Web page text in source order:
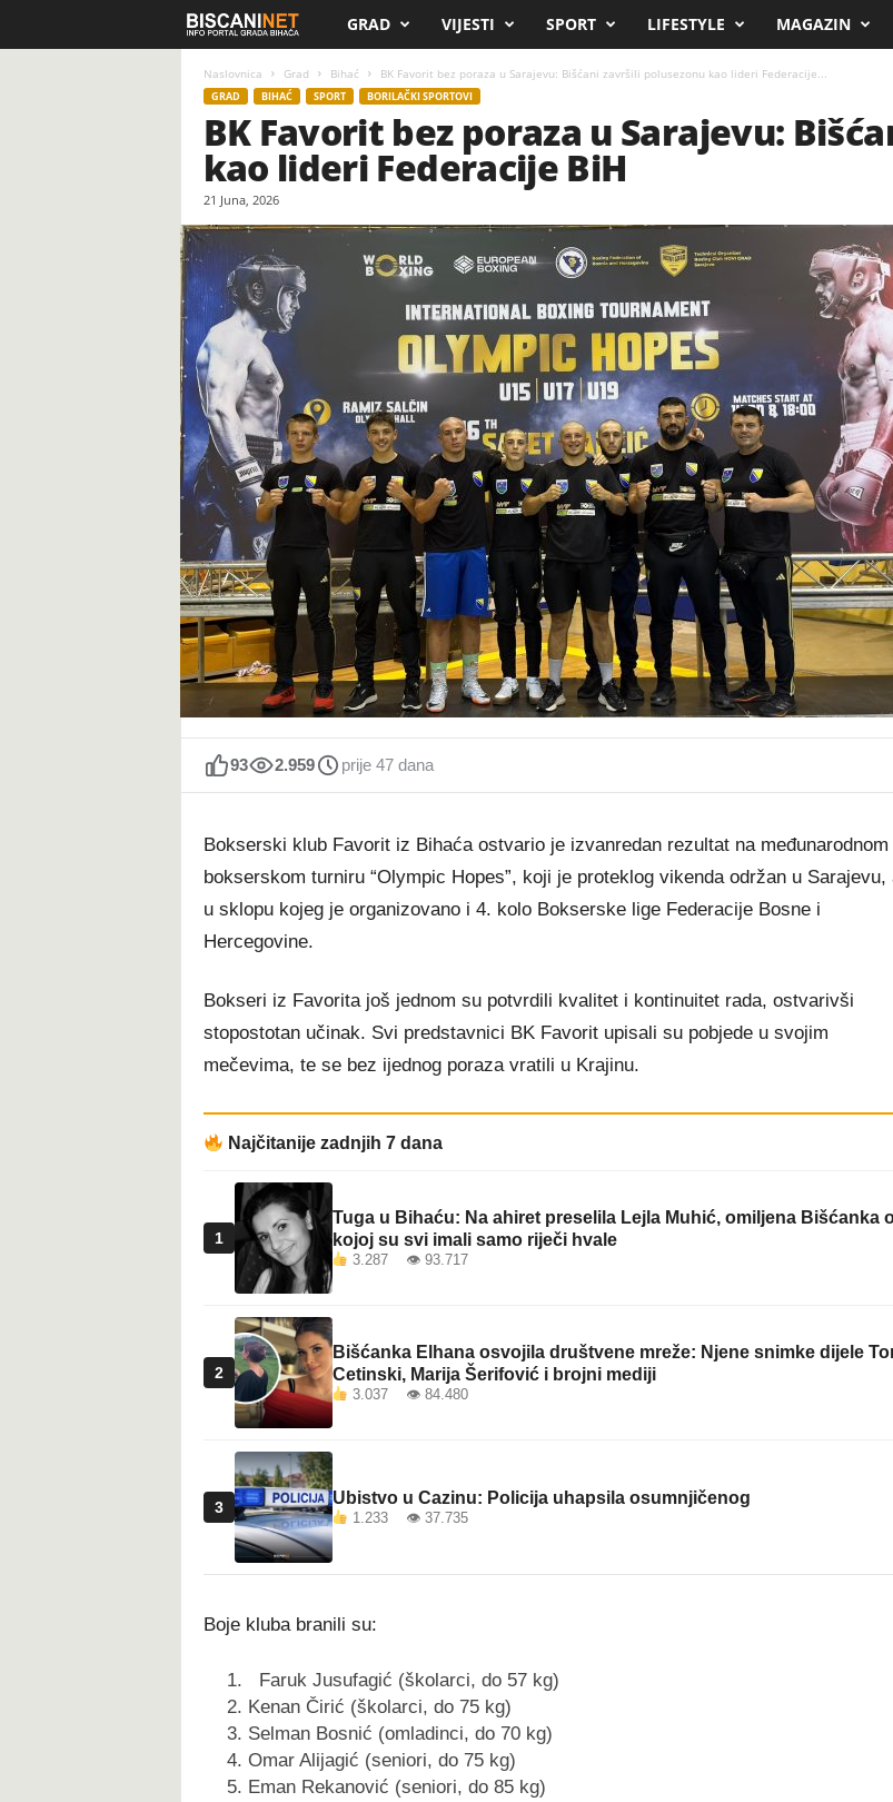
i
c
n
e
t
GRAD VIJESTI SPORT LIFESTYLE MAGAZIN
Naslovnica Grad Bihać BK Favorit bez poraza u Sarajevu: Bišćani završili polusezonu kao lideri Federacije...
GRAD BIHAĆ SPORT BORILAČKI SPORTOVI
BK Favorit bez poraza u Sarajevu:
kao lideri Federacije BiH
21 Juna, 2026
93 2.959 prije 47 dana
Bokserski klub Favorit iz Bihaća ostvario je izvanredan rezultat na međunarodnom
bokserskom turniru “Olympic Hopes”, koji je proteklog vikenda održan u Sarajevu,
u sklopu kojeg je organizovano i 4. kolo Bokserske lige Federacije Bosne i
Hercegovine.
Bokseri iz Favorita još jednom su potvrdili kvalitet i kontinuitet rada, ostvarivši
stopostotan učinak. Svi predstavnici BK Favorit upisali su pobjede u svojim
mečevima, te se bez ijednog poraza vratili u Krajinu.
Najčitanije zadnjih 7 dana
1
Tuga u Bihaću: Na ahiret preselila Lejla Muhić, omiljena Bišćanka
kojoj su svi imali samo riječi hvale
3.287 👁 93.717
2
Bišćanka Elhana osvojila društvene mreže: Njene snimke dijele
Cetinski, Marija Šerifović i brojni mediji
3.037 👁 84.480
3 Ubistvo u Cazinu: Policija uhapsila osumnjičenog
1.233 👁 37.735
Boje kluba branili su:
Faruk Jusufagić (školarci, do 57 kg)
Kenan Čirić (školarci, do 75 kg)
Selman Bosnić (omladinci, do 70 kg)
Omar Alijagić (seniori, do 75 kg)
Eman Rekanović (seniori, do 85 kg)